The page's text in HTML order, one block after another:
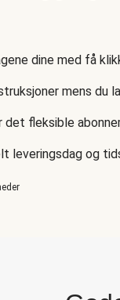
dine med få
mens du
det fleksible
leveringsdag og